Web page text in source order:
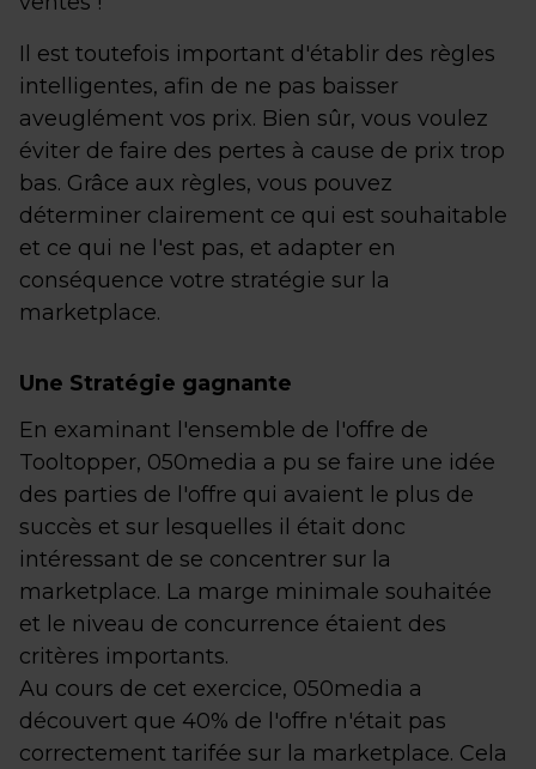
Il est toutefois important d'établir des règles
intelligentes, afin de ne pas baisser
aveuglément vos prix. Bien sûr, vous voulez
éviter de faire des pertes à cause de prix trop
bas. Grâce aux règles, vous pouvez
déterminer clairement ce qui est souhaitable
et ce qui ne l'est pas, et adapter en
conséquence votre stratégie sur la
marketplace.
Une Stratégie gagnante
En examinant l'ensemble de l'offre de
Tooltopper, 050media a pu se faire une idée
des parties de l'offre qui avaient le plus de
succès et sur lesquelles il était donc
intéressant de se concentrer sur la
marketplace. La marge minimale souhaitée
et le niveau de concurrence étaient des
critères importants.
Au cours de cet exercice, 050media a
découvert que 40% de l'offre n'était pas
correctement tarifée sur la marketplace. Cela